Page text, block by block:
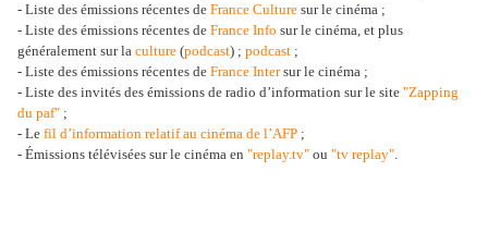
- Liste des émissions récentes de France Culture sur le cinéma ;
- Liste des émissions récentes de France Info sur le cinéma, et plus
généralement sur la culture (podcast) ; podcast ;
- Liste des émissions récentes de France Intersur le cinéma ;
- Liste des invités des émissions de radio d’information sur le site "Zapping
du paf" ;
- Le fil d’information relatif au cinéma de l’AFP ;
- Émissions télévisées sur le cinéma en "replay.tv" ou "tv replay".